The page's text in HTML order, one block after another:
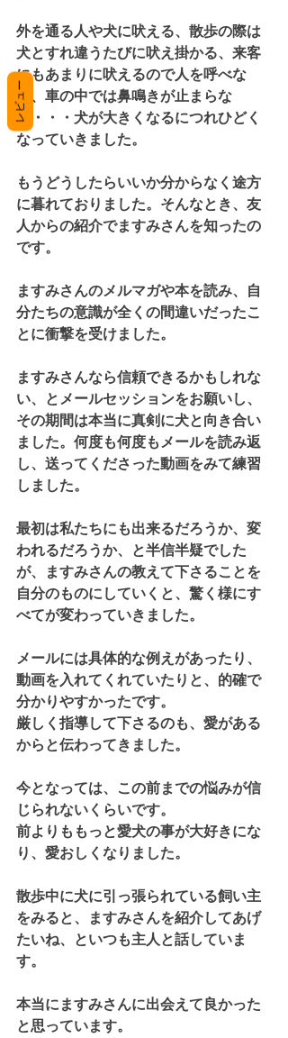
外を通る人や犬に吠える、散歩の際は
犬とすれ違うたびに吠え掛かる、来客
にもあまりに吠えるので人を呼べな
い、車の中では鼻鳴きが止まらな
い・・・犬が大きくなるにつれひどく
なっていきました。
もうどうしたらいいか分からなく途方
に暮れておりました。そんなとき、友
人からの紹介でますみさんを知ったの
です。
ますみさんのメルマガや本を読み、自
分たちの意識が全くの間違いだったこ
とに衝撃を受けました。
ますみさんなら信頼できるかもしれな
い、とメールセッションをお願いし、
その期間は本当に真剣に犬と向き合い
ました。何度も何度もメールを読み返
し、送ってくださった動画をみて練習
しました。
最初は私たちにも出来るだろうか、変
われるだろうか、と半信半疑でした
が、ますみさんの教えて下さることを
自分のものにしていくと、驚く様にす
べてが変わっていきました。
メールには具体的な例えがあったり、
動画を入れてくれていたりと、的確で
分かりやすかったです。
厳しく指導して下さるのも、愛がある
からと伝わってきました。
今となっては、この前までの悩みが信
じられないくらいです。
前よりももっと愛犬の事が大好きにな
り、愛おしくなりました。
散歩中に犬に引っ張られている飼い主
をみると、ますみさんを紹介してあげ
たいね、といつも主人と話していま
す。
本当にますみさんに出会えて良かった
と思っています。
レビュー